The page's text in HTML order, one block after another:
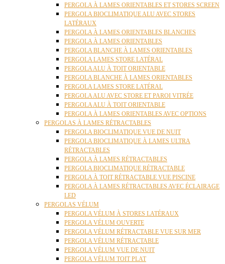
PERGOLA À LAMES ORIENTABLES ET STORES SCREEN
PERGOLA BIOCLIMATIQUE ALU AVEC STORES
LATÉRAUX
PERGOLA À LAMES ORIENTABLES BLANCHES
PERGOLA À LAMES ORIENTABLES
PERGOLA BLANCHE À LAMES ORIENTABLES
PERGOLA LAMES STORE LATÉRAL
PERGOLA ALU À TOIT ORIENTABLE
PERGOLA BLANCHE À LAMES ORIENTABLES
PERGOLA LAMES STORE LATÉRAL
PERGOLA ALU AVEC STORE ET PAROI VITRÉE
PERGOLA ALU À TOIT ORIENTABLE
PERGOLA À LAMES ORIENTABLES AVEC OPTIONS
PERGOLAS À LAMES RÉTRACTABLES
PERGOLA BIOCLIMATIQUE VUE DE NUIT
PERGOLA BIOCLIMATIQUE À LAMES ULTRA
RÉTRACTABLES
PERGOLA À LAMES RÉTRACTABLES
PERGOLA BIOCLIMATIQUE RÉTRACTABLE
PERGOLA À TOIT RÉTRACTABLE VUE PISCINE
PERGOLA À LAMES RÉTRACTABLES AVEC ÉCLAIRAGE
LED
PERGOLAS VÉLUM
PERGOLA VÉLUM À STORES LATÉRAUX
PERGOLA VÉLUM OUVERTE
PERGOLA VÉLUM RÉTRACTABLE VUE SUR MER
PERGOLA VÉLUM RÉTRACTABLE
PERGOLA VÉLUM VUE DE NUIT
PERGOLA VÉLUM TOIT PLAT